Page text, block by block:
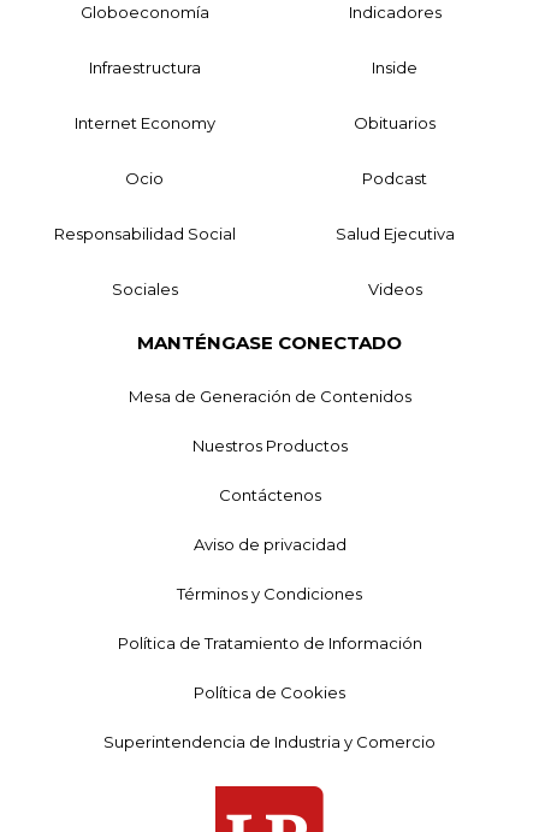
Globoeconomía Indicadores
Infraestructura Inside
Internet Economy Obituarios
Ocio Podcast
Responsabilidad Social Salud Ejecutiva
Sociales Videos
MANTÉNGASE CONECTADO
Mesa de Generación de Contenidos
Nuestros Productos
Contáctenos
Aviso de privacidad
Términos y Condiciones
Política de Tratamiento de Información
Política de Cookies
Superintendencia de Industria y Comercio